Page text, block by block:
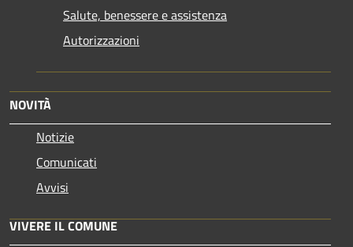
Salute, benessere e assistenza
Autorizzazioni
NOVITÀ
Notizie
Comunicati
Avvisi
VIVERE IL COMUNE